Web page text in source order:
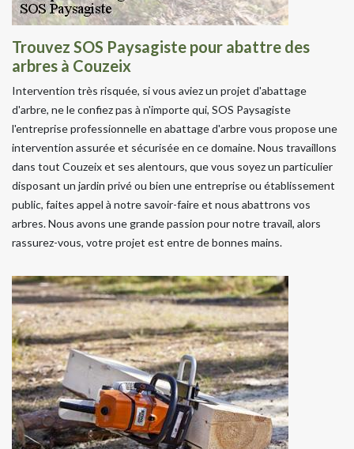
Trouvez SOS Paysagiste pour abattre des
arbres à Couzeix
Intervention très risquée, si vous aviez un projet d'abattage
d'arbre, ne le confiez pas à n'importe qui, SOS Paysagiste
l'entreprise professionnelle en abattage d'arbre vous propose une
intervention assurée et sécurisée en ce domaine. Nous travaillons
dans tout Couzeix et ses alentours, que vous soyez un particulier
disposant un jardin privé ou bien une entreprise ou établissement
public, faites appel à notre savoir-faire et nous abattrons vos
arbres. Nous avons une grande passion pour notre travail, alors
rassurez-vous, votre projet est entre de bonnes mains.